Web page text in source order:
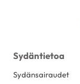
Sydäntietoa
Sydänsairaudet